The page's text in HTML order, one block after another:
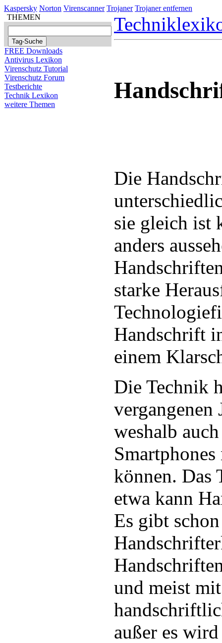
Kaspersky Norton Virenscanner Trojaner Trojaner entfernen
THEMEN
FREE Downloads
Antivirus Lexikon
Virenschutz Tutorial
Virenschutz Forum
Testberichte
Technik Lexikon
weitere Themen
Die
sie gleich ist
anders
starke
Handschrift
einem
Die Technik
weshalb
können. Das
etwa kann
Es gibt
und meist
außer es